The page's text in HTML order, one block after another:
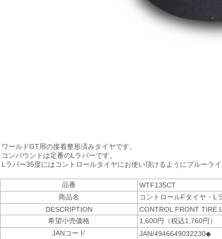
ワールドGT用の接着整形済みタイヤです。
コンパウンドは定番のLラバーです。
Lラバー35度にはコントロールタイヤにお使い頂けるようにブルーラ
品番
WTF135CT
商品名
コントロールFタイヤ・L
DESCRIPTION
CONTROL FRONT TIRE
希望小売価格
1,600円（税込1,760円）
JANコード
JAN/4946649032230◆